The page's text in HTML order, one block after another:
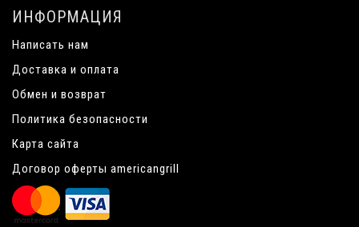
ИНФОРМАЦИЯ
Написать нам
Доставка и оплата
Обмен и возврат
Политика безопасности
Карта сайта
Договор оферты americangrill